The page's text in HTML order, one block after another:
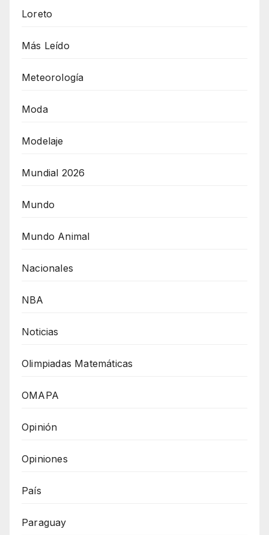
Loreto
Más Leído
Meteorología
Moda
Modelaje
Mundial 2026
Mundo
Mundo Animal
Nacionales
NBA
Noticias
Olimpiadas Matemáticas
OMAPA
Opinión
Opiniones
País
Paraguay